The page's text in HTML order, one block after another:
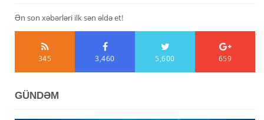
Ən son xəbərləri ilk sən əldə et!
345 3,460 5,600 659
GÜNDƏM